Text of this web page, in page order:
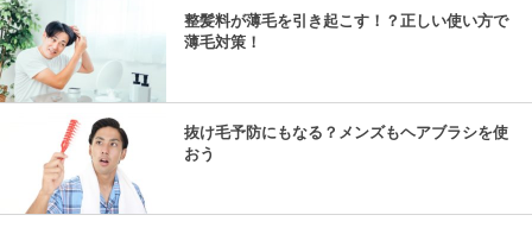
整髪料が薄毛を引き起こす！？正しい使い方で
薄毛対策！
抜け毛予防にもなる？メンズもヘアブラシを使
おう